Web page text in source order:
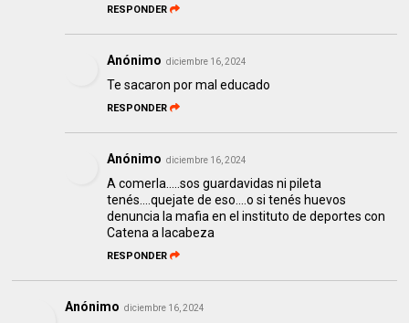
RESPONDER
Anónimo diciembre 16, 2024
Te sacaron por mal educado
RESPONDER
Anónimo diciembre 16, 2024
A comerla.....sos guardavidas ni pileta
tenés....quejate de eso....o si tenés huevos
denuncia la mafia en el instituto de deportes con
Catena a lacabeza
RESPONDER
Anónimo diciembre 16, 2024